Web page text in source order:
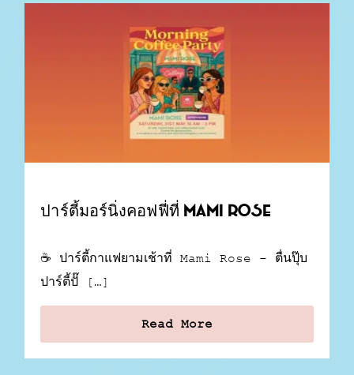
ปาร์ตี้มอร์นิ่งคอฟฟี่ที่ Mami Rose
☕ ปาร์ตี้กาแฟยามเช้าที่ Mami Rose – ตื่นปุ๊บ
ปาร์ตี้ปั๊ […]
Read More